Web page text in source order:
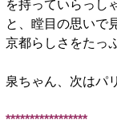
を持っていらっし
と、瞠目の思いで
京都らしさをたっ
泉ちゃん、次はパ
*****************